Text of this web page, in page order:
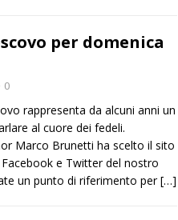
per domenica
0
rappresenta da alcuni anni un
al cuore dei fedeli.
Marco Brunetti ha scelto il sito
e Twitter del nostro
un punto di riferimento per[…]